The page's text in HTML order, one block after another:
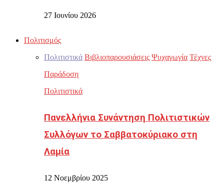
27 Ιουνίου 2026
Πολιτισμός
Πολιτιστικά Βιβλιοπαρουσιάσεις Ψυχαγωγία Τέχνες
Παράδοση
Πολιτιστικά
Πανελλήνια Συνάντηση Πολιτιστικών
Συλλόγων το Σαββατοκύριακο στη
Λαμία
12 Νοεμβρίου 2025